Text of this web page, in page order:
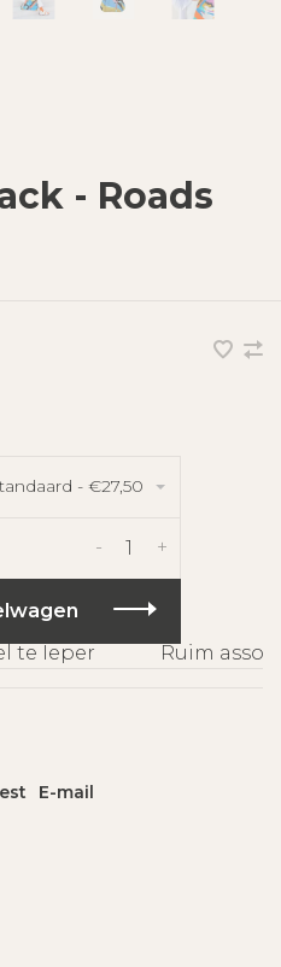
- Roads
- €27,50
+
-
Ieper
Ruim
E-mail